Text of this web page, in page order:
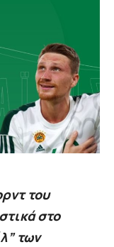
του
στο
των